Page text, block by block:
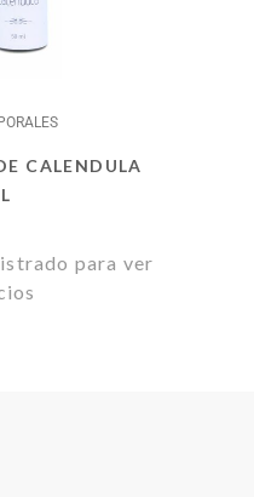
CALENDULA
para ver